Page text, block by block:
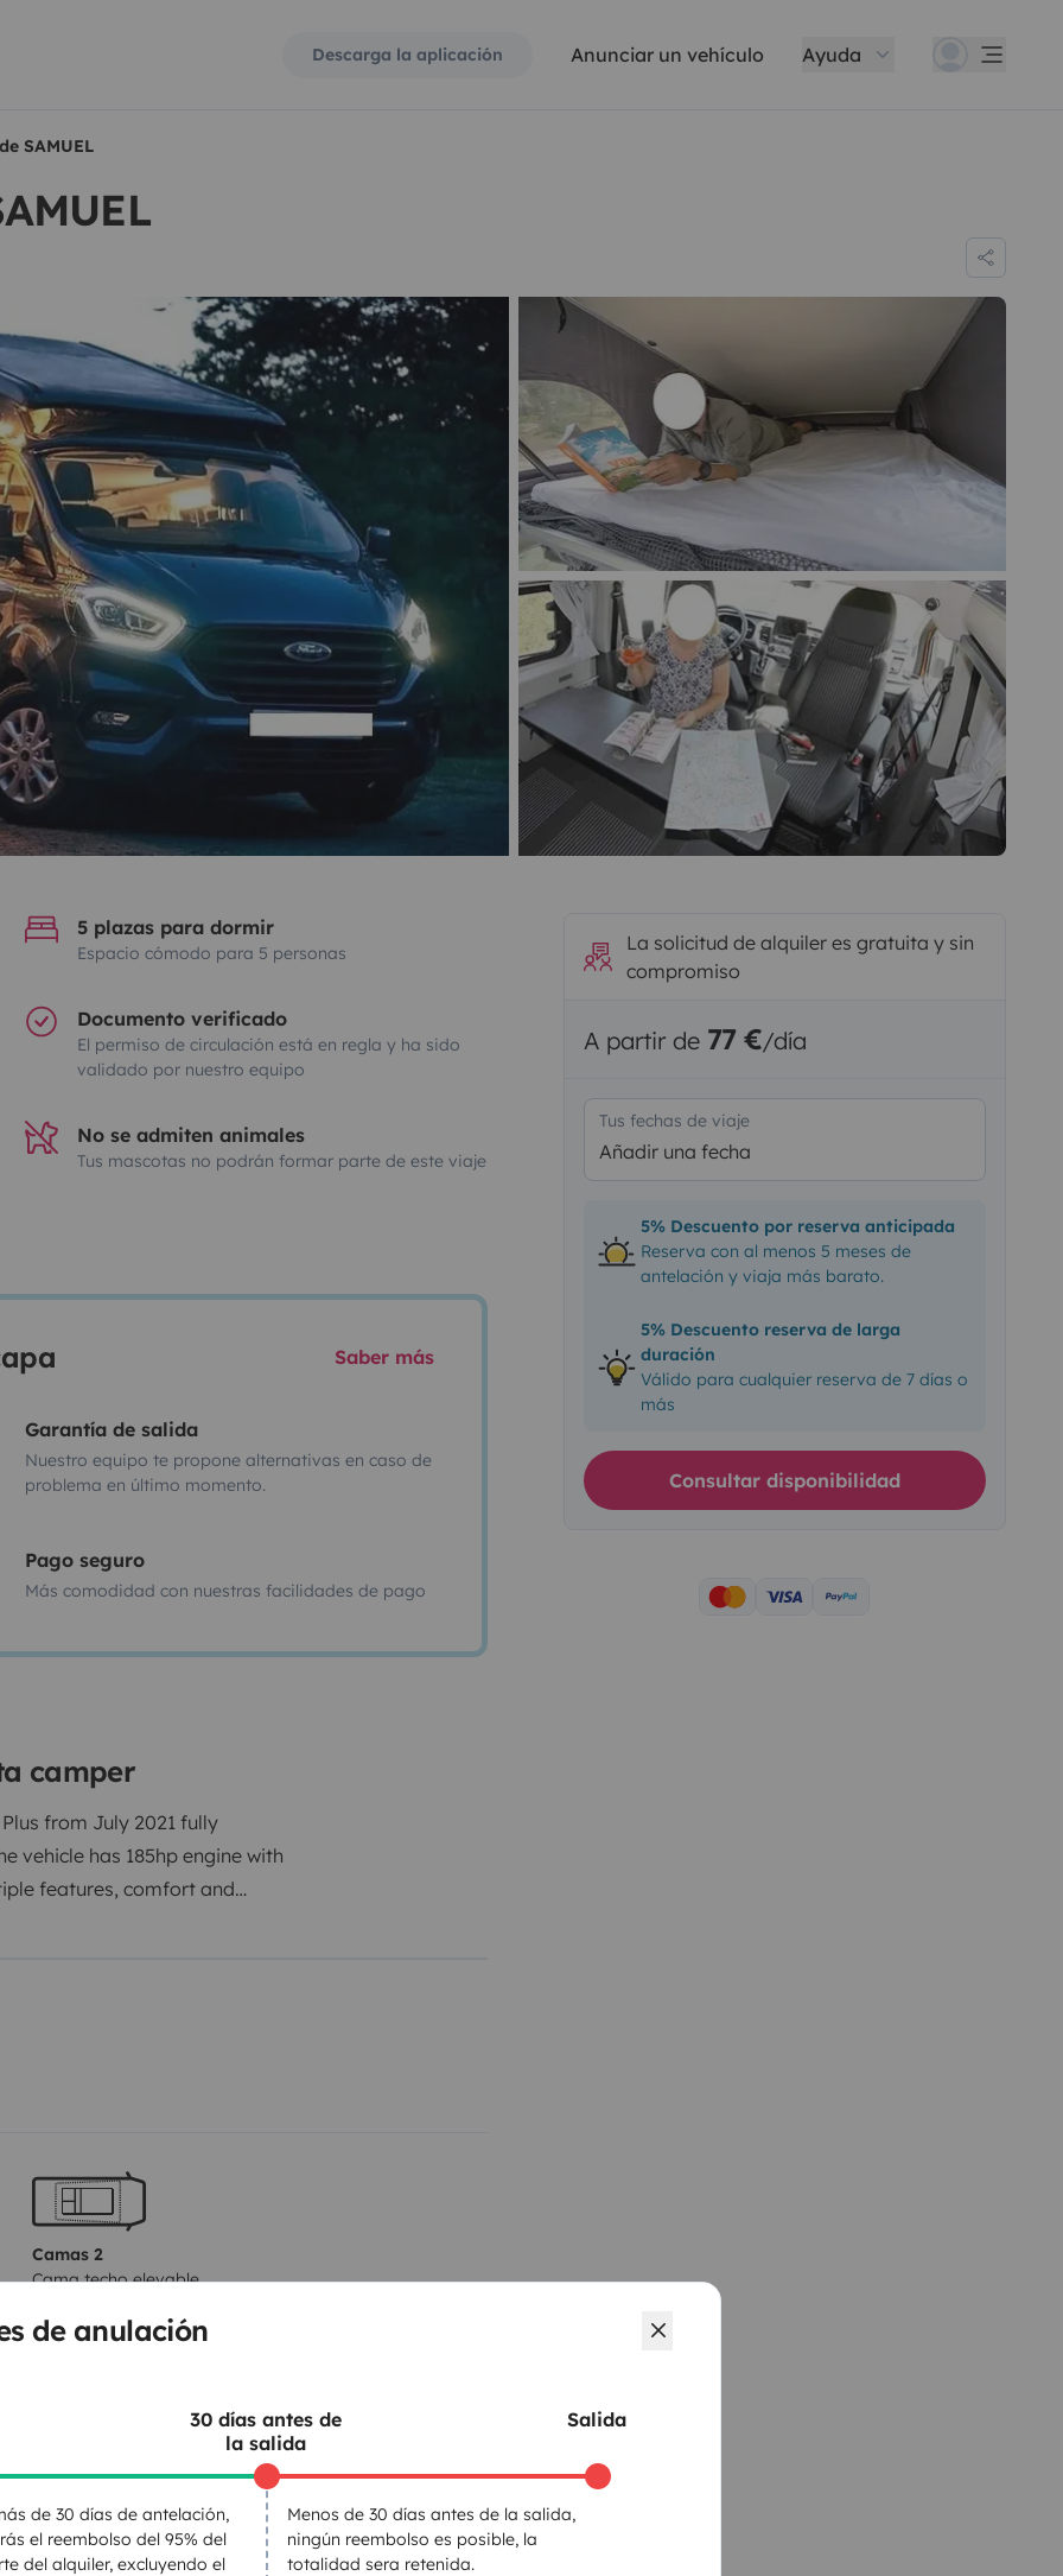
de anulación
de 30 días de antelación,
el reembolso del 95% del
del alquiler, excluyendo el
30 días antes de
la salida
Menos de 30 días antes de la salida,
ningún reembolso es posible, la
totalidad sera retenida.
Salida
Descarga la aplicación Anunciar un vehículo Ayuda
SAMUEL
5 plazas para dormir
Espacio cómodo para 5 personas
Documento verificado
El permiso de circulación está en regla y ha sido
validado por nuestro equipo
No se admiten animales
Tus mascotas no podrán formar parte de este viaje
Saber más
Garantía de salida
Nuestro equipo te propone alternativas en caso de
problema en último momento.
Pago seguro
Más comodidad con nuestras facilidades de pago
camper
from July 2021 fully
vehicle has 185hp engine with
features, comfort and
in particular of:
of keeping your vehicle
compatible bikes) price on
before each departure. You will
clean the interior and exterior
Camas 2
Cama techo elevable
Portabicicletas
Kit de limpieza
Regulador de velocidad
Radar de marcha atrás
La solicitud de alquiler es gratuita y sin
compromiso
A partir de 77 €/día
Tus fechas de viaje
Añadir una fecha
5% Descuento por reserva anticipada
Reserva con al menos 5 meses de
antelación y viaja más barato.
5% Descuento reserva de larga
duración
Válido para cualquier reserva de 7 días o
más
Consultar disponibilidad